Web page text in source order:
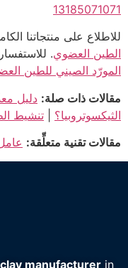
13185071071
للاطلاع على منتجاتنا
الطين العضوي.
المورّد الصيني للطين
مقالات ذات صلة: دليل
الثيكسوتروبيا؟
تنشيط
مقالات تقنية متعلِّقة:
manufacturer in